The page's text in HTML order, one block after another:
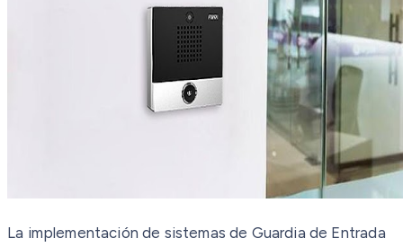
La implementación de sistemas de Guardia de Entrada